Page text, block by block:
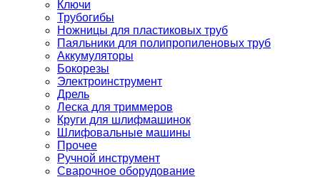
Ключи
Трубогибы
Ножницы для пластиковых труб
Паяльники для полипропиленовых труб
Аккумуляторы
Бокорезы
Электроинструмент
Дрель
Леска для триммеров
Круги для шлифмашинок
Шлифовальные машины
Прочее
Ручной инструмент
Сварочное оборудование